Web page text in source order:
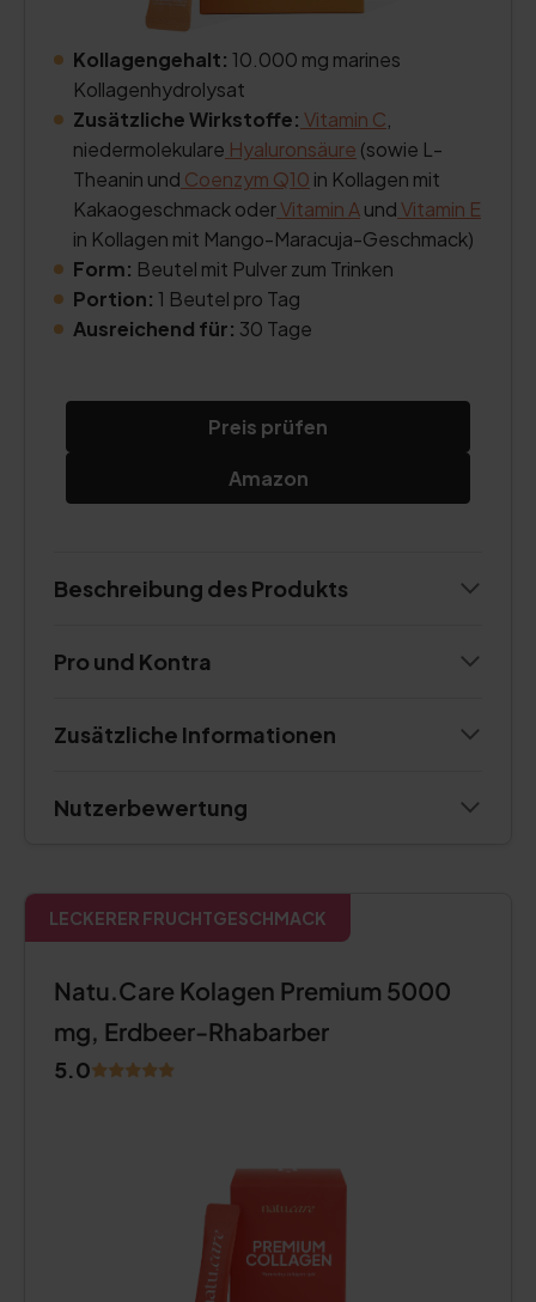
Kollagengehalt: 10.000 mg marines
Kollagenhydrolysat
Zusätzliche Wirkstoffe: Vitamin C
niedermolekulare Hyaluronsäure (sowie L-
Theanin und Coenzym Q10 in Kollagen mit
Kakaogeschmack oderVitamin AundVitamin E
in Kollagen mit Mango-Maracuja-Geschmack)
Form: Beutel mit Pulver zum Trinken
Portion: 1 Beutel pro Tag
Ausreichend für: 30 Tage
Preis prüfen
Amazon
Beschreibung des Produkts
Pro und Kontra
Zusätzliche Informationen
Nutzerbewertung
LECKERER FRUCHTGESCHMACK
Natu.Care Kolagen Premium 5000
mg, Erdbeer-Rhabarber
5.0